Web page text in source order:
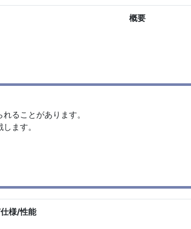
概要
ることがあります。
ます。
様/性能